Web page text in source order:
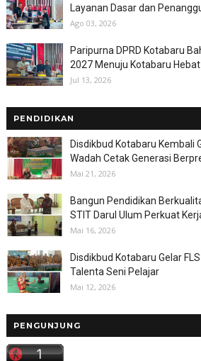
Layanan Dasar dan
Ago 03, 2026
Paripurna DPRD Kotabaru
2027 Menuju Kotabaru Hebat
Jul 13, 2026
PENDIDIKAN
Disdikbud Kotabaru Kembali
Wadah Cetak Generasi
Mai 21, 2026
Bangun Pendidikan
STIT Darul Ulum Perkuat
Mai 16, 2026
Disdikbud Kotabaru Gelar
Talenta Seni Pelajar
Mai 12, 2026
PENGUNJUNG